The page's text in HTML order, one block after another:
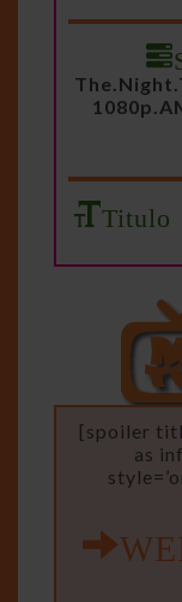
[spoiler
as